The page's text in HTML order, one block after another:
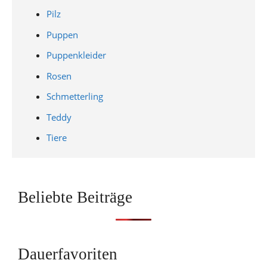
Pilz
Puppen
Puppenkleider
Rosen
Schmetterling
Teddy
Tiere
Beliebte Beiträge
Dauerfavoriten